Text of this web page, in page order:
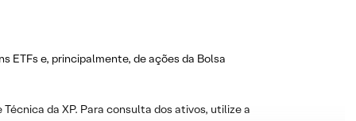
ETFs e, principalmente, de ações da Bolsa
da XP. Para consulta dos ativos, utilize a